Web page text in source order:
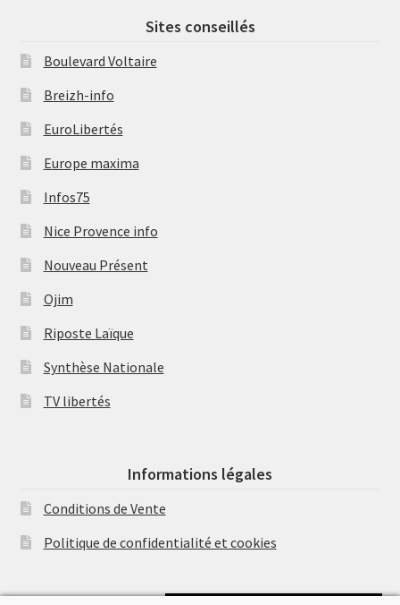
Sites conseillés
Boulevard Voltaire
Breizh-info
EuroLibertés
Europe maxima
Infos75
Nice Provence info
Nouveau Présent
Ojim
Riposte Laïque
Synthèse Nationale
TV libertés
Informations légales
Conditions de Vente
Politique de confidentialité et cookies